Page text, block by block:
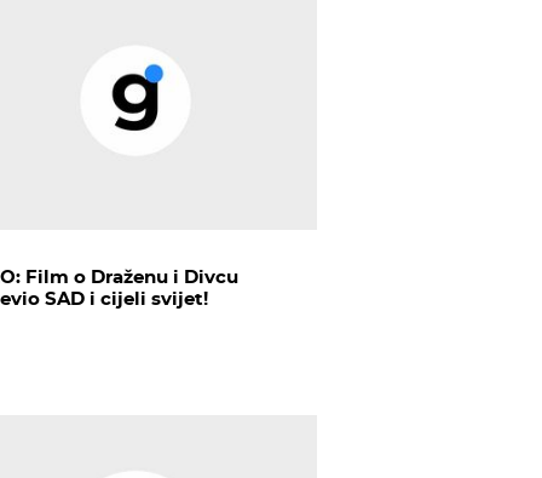
Film o Draženu i Divcu
SAD i cijeli svijet!